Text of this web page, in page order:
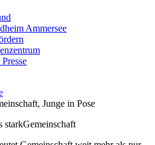
Ammersee
starkGemeinschaft